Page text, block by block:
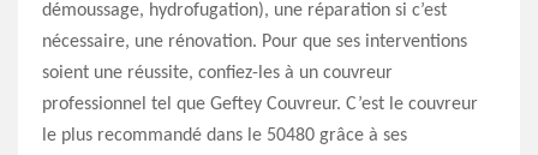
démoussage, hydrofugation), une réparation si c’est
nécessaire, une rénovation. Pour que ses interventions
soient une réussite, confiez-les à un couvreur
professionnel tel que Geftey Couvreur. C’est le couvreur
le plus recommandé dans le 50480 grâce à ses